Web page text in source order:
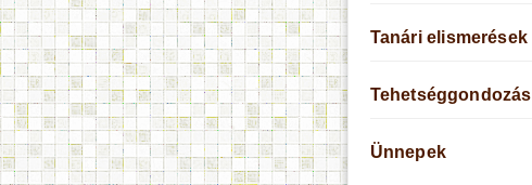
Tanári elismerések
Tehetséggondozás
Ünnepek